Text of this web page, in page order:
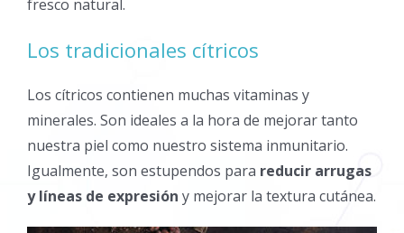
fresco natural.
Los tradicionales cítricos
Los cítricos contienen muchas vitaminas y
minerales. Son ideales a la hora de mejorar tanto
nuestra piel como nuestro sistema inmunitario.
Igualmente, son estupendos para reducir arrugas
y líneas de expresión y mejorar la textura cutánea.